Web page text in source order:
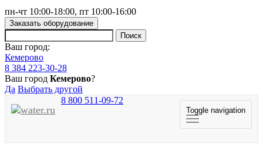
пн-чт 10:00-18:00, пт 10:00-16:00
Заказать оборудование
Ваш город:
Кемерово
8 384 223-30-28
Ваш город Кемерово?
Да Выбрать другой
Toggle navigation
8 800 511-09-72